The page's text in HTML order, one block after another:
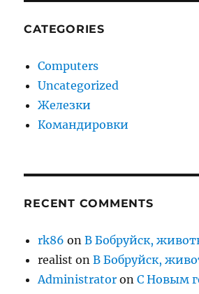
CATEGORIES
Computers
Uncategorized
Железки
Командировки
RECENT COMMENTS
rk86 onВ Бобруйск,
realist onВ Бобруйск,
Administrator onС Новым